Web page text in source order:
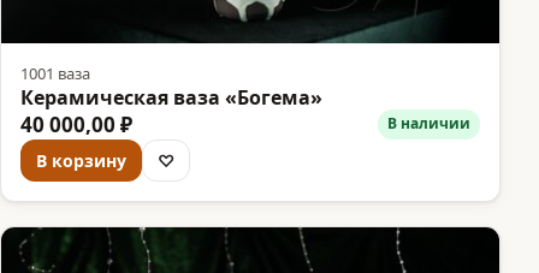
1001 ваза
Керамическая ваза «Богема»
40 000,00 ₽ В наличии
В корзину ♡